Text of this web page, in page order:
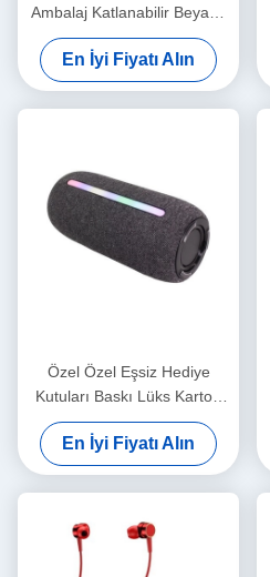
Ambalaj Katlanabilir Beyaz /
Siyah / Gül Altın Lüks
Makineli Hediye Kutusu
Kurdele Kapalı
En İyi Fiyatı Alın
Özel Özel Eşsiz Hediye
Kutuları Baskı Lüks Karton
Hediye Kutusu Paketleme
Mücevherler Sevgililer Günü
Gülü Hediye Kutusu
En İyi Fiyatı Alın